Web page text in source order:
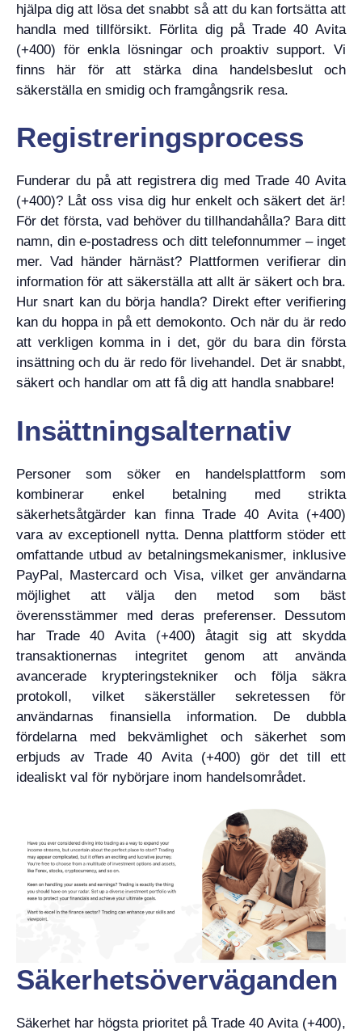
hjälpa dig att lösa det snabbt så att du kan fortsätta att
handla med tillförsikt. Förlita dig på Trade 40 Avita
(+400) för enkla lösningar och proaktiv support. Vi
finns här för att stärka dina handelsbeslut och
säkerställa en smidig och framgångsrik resa.
Registreringsprocess
Funderar du på att registrera dig med Trade 40 Avita
(+400)? Låt oss visa dig hur enkelt och säkert det är!
För det första, vad behöver du tillhandahålla? Bara ditt
namn, din e-postadress och ditt telefonnummer – inget
mer. Vad händer härnäst? Plattformen verifierar din
information för att säkerställa att allt är säkert och bra.
Hur snart kan du börja handla? Direkt efter verifiering
kan du hoppa in på ett demokonto. Och när du är redo
att verkligen komma in i det, gör du bara din första
insättning och du är redo för livehandel. Det är snabbt,
säkert och handlar om att få dig att handla snabbare!
Insättningsalternativ
Personer som söker en handelsplattform som
kombinerar enkel betalning med strikta
säkerhetsåtgärder kan finna Trade 40 Avita (+400)
vara av exceptionell nytta. Denna plattform stöder ett
omfattande utbud av betalningsmekanismer, inklusive
PayPal, Mastercard och Visa, vilket ger användarna
möjlighet att välja den metod som bäst
överensstämmer med deras preferenser. Dessutom
har Trade 40 Avita (+400) åtagit sig att skydda
transaktionernas integritet genom att använda
avancerade krypteringstekniker och följa säkra
protokoll, vilket säkerställer sekretessen för
användarnas finansiella information. De dubbla
fördelarna med bekvämlighet och säkerhet som
erbjuds av Trade 40 Avita (+400) gör det till ett
idealiskt val för nybörjare inom handelsområdet.
Säkerhetsöverväganden
Säkerhet har högsta prioritet på Trade 40 Avita (+400),